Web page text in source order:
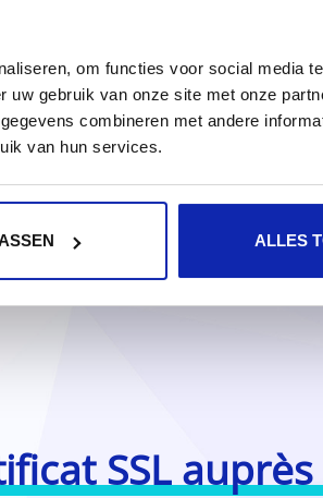
om functies voor social media
gebruik van onze site met onze
combineren met andere
van hun services.
ALLES
SSL